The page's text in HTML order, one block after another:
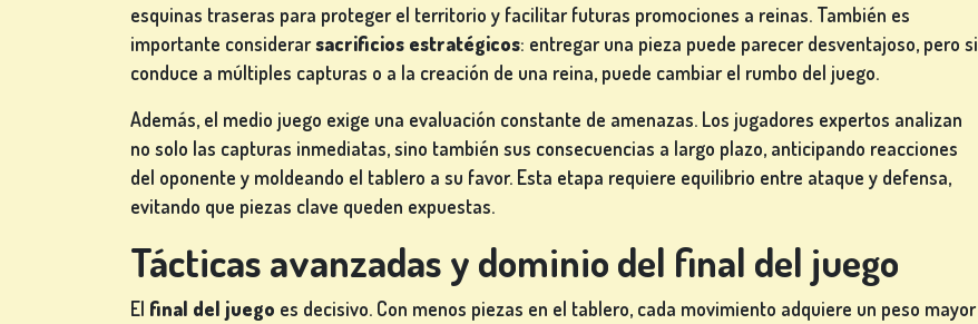
CONÉCTATE
CLASIFICACIÓN
esquinas traseras para proteger el territorio y facilitar futuras promociones a reinas. También es
importante considerarsacrificios estratégicos: entregar una pieza puede parecer desventajoso, pero si
conduce a múltiples capturas o a la creación de una reina, puede cambiar el rumbo del juego.
Además, el medio juego exige una evaluación constante de amenazas. Los jugadores expertos analizan
no solo las capturas inmediatas, sino también sus consecuencias a largo plazo, anticipando reacciones
del oponente y moldeando el tablero a su favor. Esta etapa requiere equilibrio entre ataque y defensa,
evitando que piezas clave queden expuestas.
Tácticas avanzadas y dominio del final del juego
El final del juego es decisivo. Con menos piezas en el tablero, cada movimiento adquiere un peso mayor